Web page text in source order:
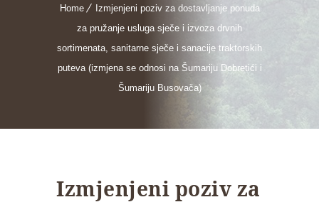
Home
Izmjenjeni poziv za dostavljanje ponuda
za pružanje usluga sječe i izvoza drvnih
sortimenata, sanitarne sječe i sanacije traktorskih
puteva (izmjena se odnosi na Šumariju Dobretići i
Šumariju Busovača)
Izmjenjeni poziv za